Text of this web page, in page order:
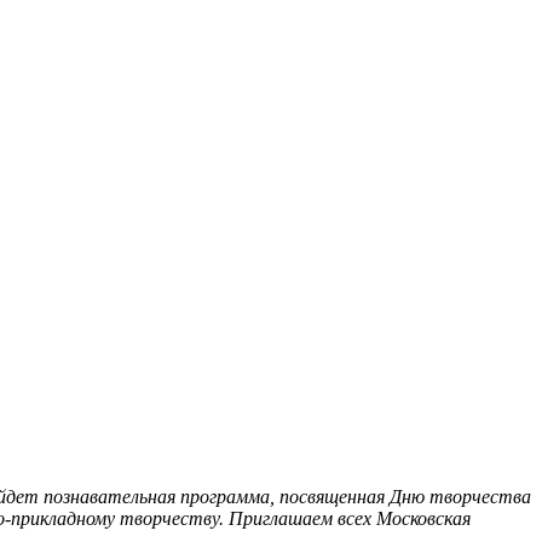
познавательная программа, посвященная Дню творчества
творчеству. Приглашаем всех Московская